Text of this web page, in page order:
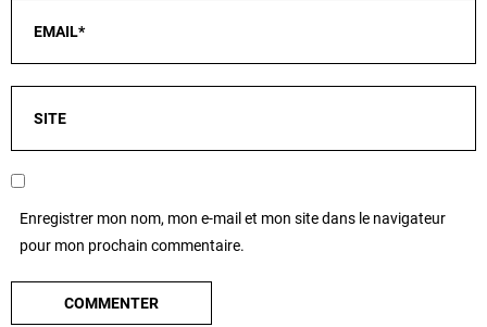
Enregistrer mon nom, mon e-mail et mon site dans le navigateur
pour mon prochain commentaire.